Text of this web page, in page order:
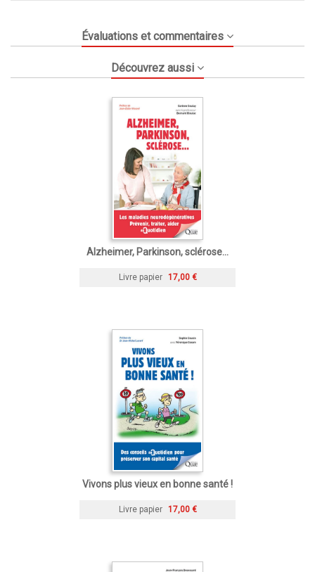
Évaluations et commentaires
Découvrez aussi
Alzheimer, Parkinson, sclérose...
Livre papier 17,00 €
Vivons plus vieux en bonne santé !
Livre papier 17,00 €